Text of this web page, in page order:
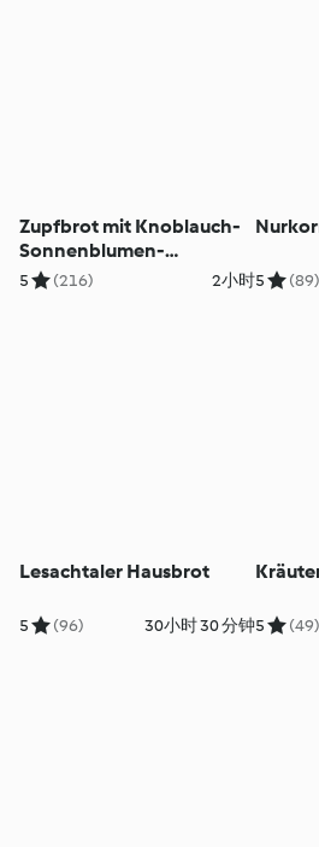
Zupfbrot mit Knoblauch-
Sonnenblumen-
Kräuterpaste
5 (216) 2小时5 (89)
Lesachtaler Hausbrot
5 (96) 30小时 30 分钟5 (49)